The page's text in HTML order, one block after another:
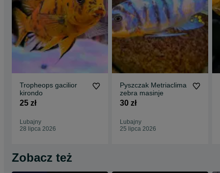
Tropheops gacilior
kirondo
25 zł
Lubajny
28 lipca 2026
Pyszczak Metriaclima
zebra masinje
30 zł
Lubajny
25 lipca 2026
Zobacz też